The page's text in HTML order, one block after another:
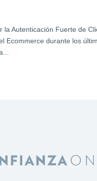
la Autenticación Fuerte de
Ecommerce durante los